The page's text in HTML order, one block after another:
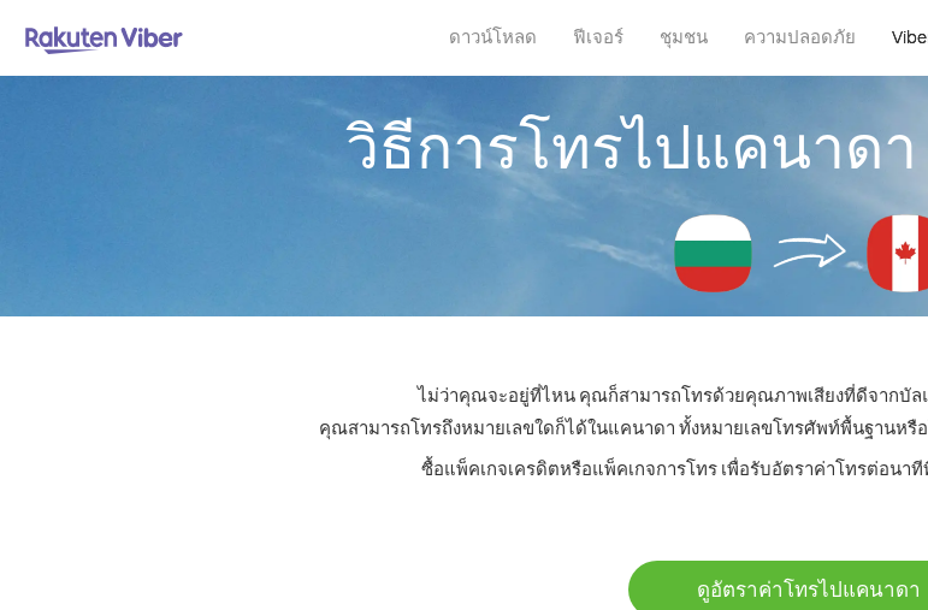
ดาวน์โหลด ฟีเจอร์ ชุมชน ความปลอดภัย
วิธีการโทรไปแคนาดา
ไม่ว่าคุณจะอยู่ที่ไหน คุณก็สามารถโทรด้วยคุณภาพเสียงที่ดีจากบัล
คุณสามารถโทรถึงหมายเลขใดก็ได้ในแคนาดา ทั้งหมายเลขโทรศัพท์พื้นฐานหรือ
ซื้อแพ็คเกจเครดิตหรือแพ็คเกจการโทร เพื่อรับอัตราค่าโทรต่อนา
ดูอัตราค่าโทรไปแคนาดา